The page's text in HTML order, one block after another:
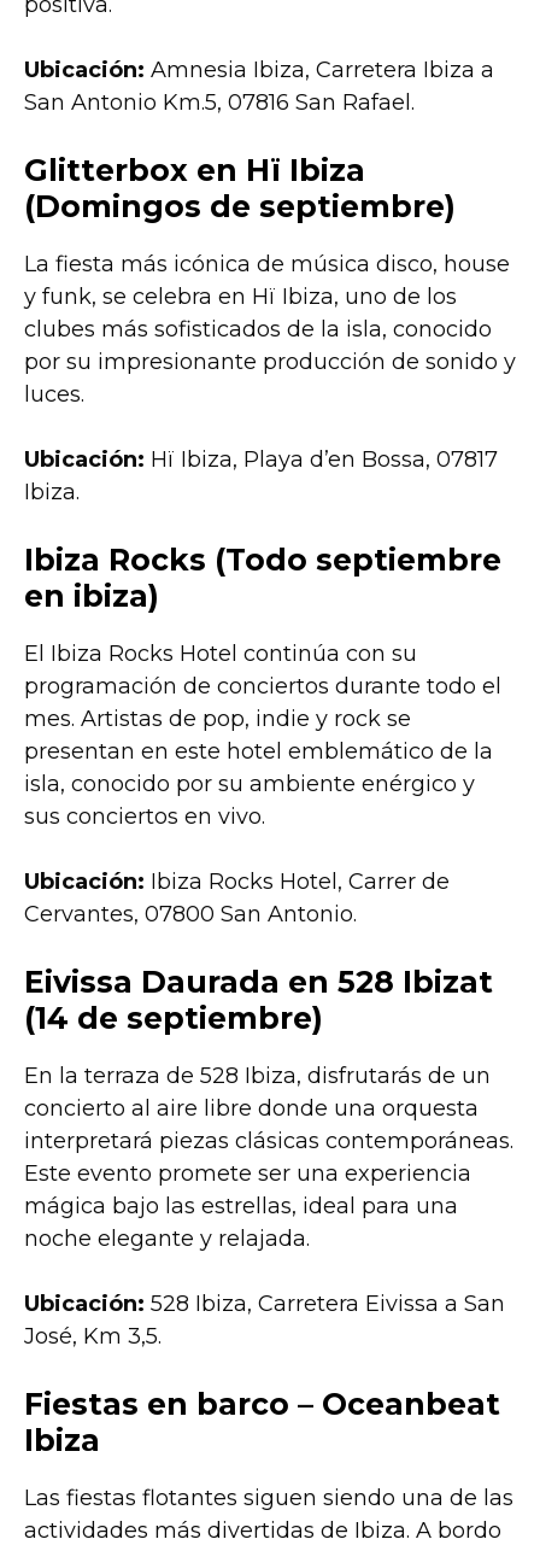
Ubicación: Amnesia Ibiza, Carretera Ibiza a
San Antonio Km.5, 07816 San Rafael.
Glitterbox en Hï Ibiza
(Domingos de septiembre)
La fiesta más icónica de música disco, house
y funk, se celebra en Hï Ibiza, uno de los
clubes más sofisticados de la isla, conocido
por su impresionante producción de sonido y
luces.
Ubicación: Hï Ibiza, Playa d’en Bossa, 07817
Ibiza.
Ibiza Rocks (Todo septiembre
en ibiza)
El Ibiza Rocks Hotel continúa con su
programación de conciertos durante todo el
mes. Artistas de pop, indie y rock se
presentan en este hotel emblemático de la
isla, conocido por su ambiente enérgico y
sus conciertos en vivo.
Ubicación: Ibiza Rocks Hotel, Carrer de
Cervantes, 07800 San Antonio.
Eivissa Daurada en 528 Ibizat
(14 de septiembre)
En la terraza de 528 Ibiza, disfrutarás de un
concierto al aire libre donde una orquesta
interpretará piezas clásicas contemporáneas.
Este evento promete ser una experiencia
mágica bajo las estrellas, ideal para una
noche elegante y relajada.
Ubicación: 528 Ibiza, Carretera Eivissa a San
José, Km 3,5.
Fiestas en barco – Oceanbeat
Ibiza
Las fiestas flotantes siguen siendo una de las
actividades más divertidas de Ibiza. A bordo